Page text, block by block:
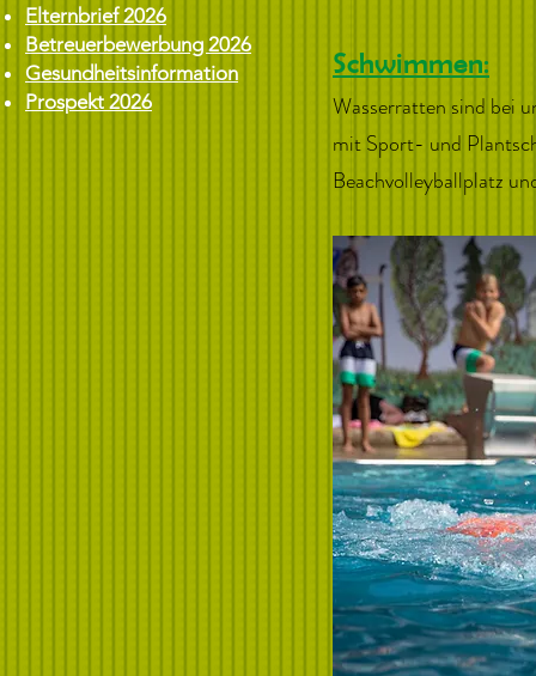
Schwimmen:
Wasserratten sind bei
mit Sport- und
Beachvolleyballplatz
Elternbrief 2026
Betreuerbewerbung 2026
Gesundheitsinformation
Prospekt 2026